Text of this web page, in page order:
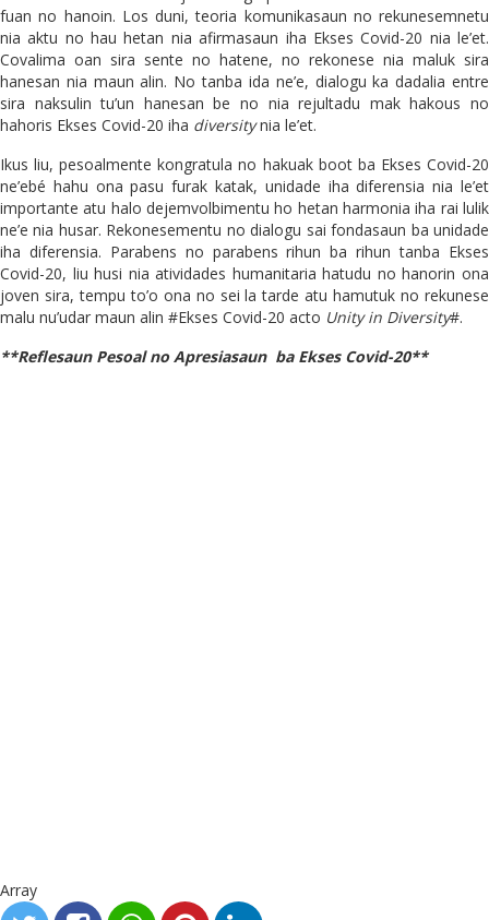
fuan no hanoin. Los duni, teoria komunikasaun no rekunesemnetu
nia aktu no hau hetan nia afirmasaun iha Ekses Covid-20 nia le’et.
Covalima oan sira sente no hatene, no rekonese nia maluk sira
hanesan nia maun alin. No tanba ida ne’e, dialogu ka dadalia entre
sira naksulin tu’un hanesan be no nia rejultadu mak hakous no
hahoris Ekses Covid-20 iha diversitynia le’et.
Ikus liu, pesoalmente kongratula no hakuak boot ba Ekses Covid-20
ne’ebé hahu ona pasu furak katak, unidade iha diferensia nia le’et
importante atu halo dejemvolbimentu ho hetan harmonia iha rai lulik
ne’e nia husar. Rekonesementu no dialogu sai fondasaun ba unidade
iha diferensia. Parabens no parabens rihun ba rihun tanba Ekses
Covid-20, liu husi nia atividades humanitaria hatudu no hanorin ona
joven sira, tempu to’o ona no sei la tarde atu hamutuk no rekunese
malu nu’udar maun alin #Ekses Covid-20 acto Unity in Diversity#.
**Reflesaun Pesoal no Apresiasaun ba Ekses Covid-20**
Array